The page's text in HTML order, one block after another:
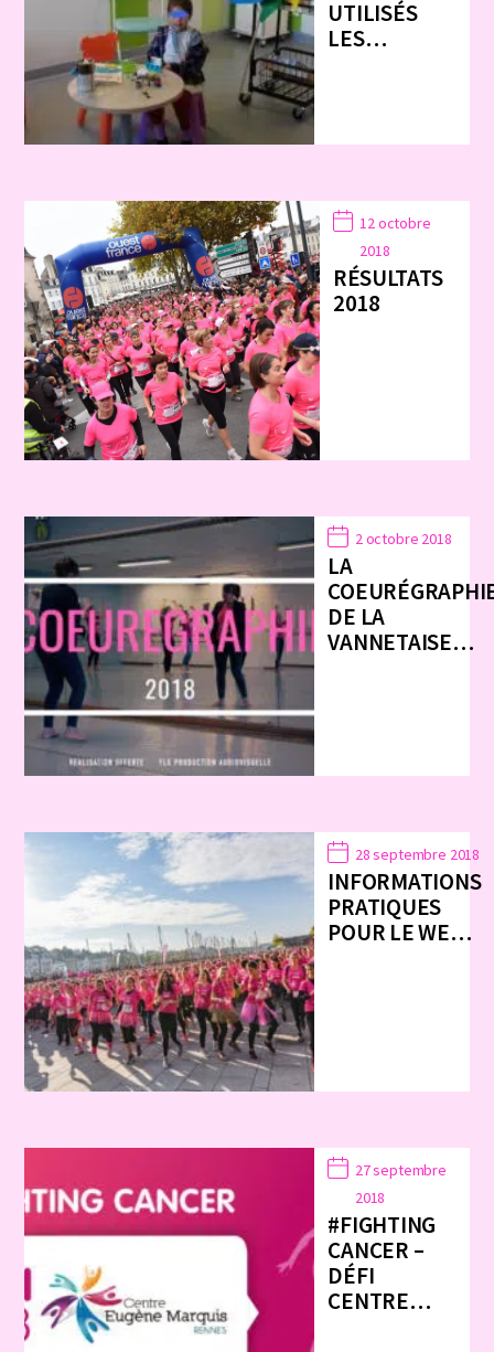
UTILISÉS
LES…
12 octobre
2018
RÉSULTATS
2018
2 octobre 2018
LA
DE LA
VANNETAISE…
28 septembre 2018
INFORMATIONS
PRATIQUES
POUR LE WE…
27 septembre
2018
#FIGHTING
CANCER –
DÉFI
CENTRE…